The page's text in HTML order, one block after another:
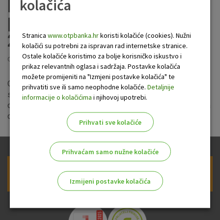
primjeni od 06. listopada
2025.
Objavljeno: 3.10.2025
Od 06. listopada 2025. godine u primjeni su nove kamatne
stope na oročenu štednju za depozite. Kamatne stope u
depozitnom poslovanju s malim poduzetnicima i obrtnicima
dostupne su
ovdje.
Prijava na newsletter OTP banke
kolačića
Stranica www.otpbanka.hrkoristi kolačiće (cookies). Nužni
kolačići su potrebni za ispravan rad internetske stranice.
Ostale kolačiće koristimo za bolje korisničko iskustvo i
prikaz relevantnih oglasa i sadržaja. Postavke kolačića
možete promijeniti na "Izmjeni postavke kolačića" te
prihvatiti sve ili samo neophodne kolačiće. Detaljnije
informacije o kolačićima i njihovoj upotrebi.
Prihvati sve kolačiće
Prihvaćam samo nužne kolačiće
Izmijeni postavke kolačića